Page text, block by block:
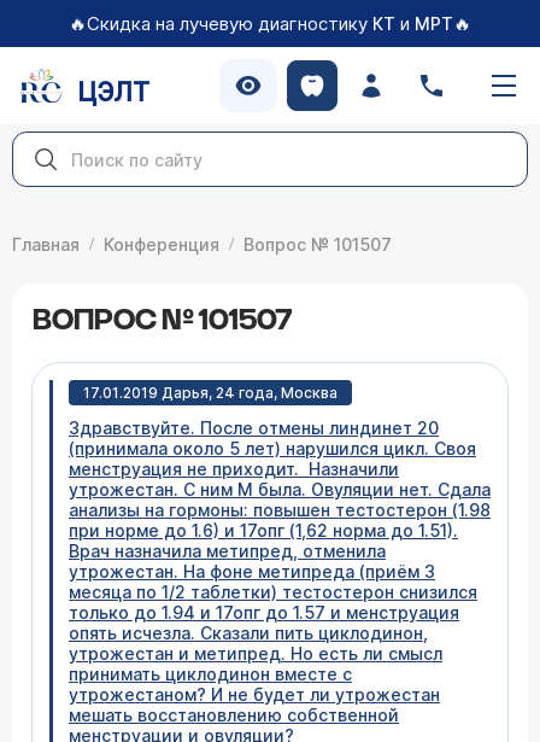
🔥Скидка на лучевую диагностику КТ и МРТ🔥
ЦЭЛТ
Главная Конференция Вопрос № 101507
ВОПРОС № 101507
17.01.2019 Дарья, 24 года, Москва
Здравствуйте. После отмены линдинет 20
(принимала около 5 лет) нарушился цикл. Своя
менструация не приходит. Назначили
утрожестан. С ним М была. Овуляции нет. Сдала
анализы на гормоны: повышен тестостерон (1.98
при норме до 1.6) и 17опг (1,62 норма до 1.51).
Врач назначила метипред, отменила
утрожестан. На фоне метипреда (приём 3
месяца по 1/2 таблетки) тестостерон снизился
только до 1.94 и 17опг до 1.57 и менструация
опять исчезла. Сказали пить циклодинон,
утрожестан и метипред. Но есть ли смысл
принимать циклодинон вместе с
утрожестаном? И не будет ли утрожестан
мешать восстановлению собственной
менструации и овуляции?